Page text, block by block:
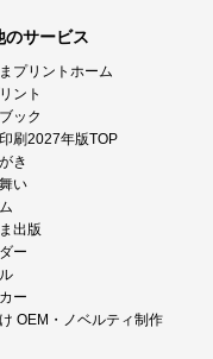
のサービス
プリントホーム
ント
ック
刷2027年版TOP
き
い
出版
ー
ー
OEM・ノベルティ制作